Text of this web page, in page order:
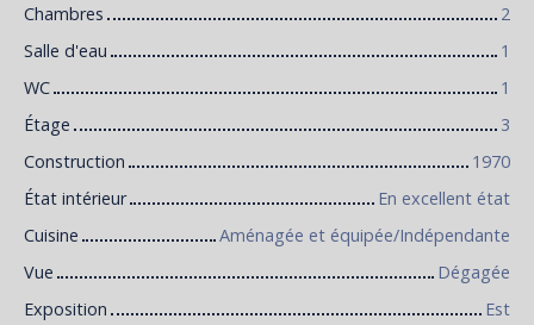
Chambres
2
Salle d'eau
1
WC
1
Étage
3
Construction
1970
État intérieur
En excellent état
Cuisine
Aménagée et équipée/Indépendante
Vue
Dégagée
Exposition
Est